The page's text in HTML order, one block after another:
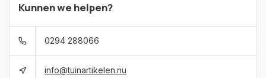
Kunnen we helpen?
0294 288066
info@tuinartikelen.nu